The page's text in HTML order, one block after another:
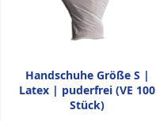
Handschuhe Größe S |
Latex | puderfrei (VE 100
Stück)